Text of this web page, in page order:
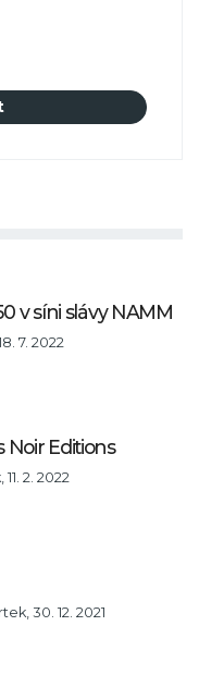
v síni slávy NAMM
7. 2022
Noir Editions
2. 2022
30. 12. 2021